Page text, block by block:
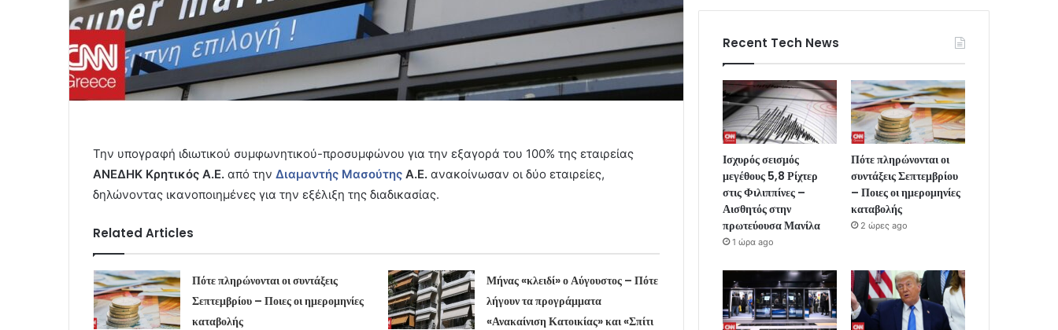
Την υπογραφή ιδιωτικού συμφωνητικού-προσυμφώνου για την εξαγορά του 100% της εταιρείας
ΑΝΕΔΗΚ Κρητικός Α.Ε. από την Διαμαντής Μασούτης Α.Ε. ανακοίνωσαν οι δύο εταιρείες,
δηλώνοντας ικανοποιημένες για την εξέλιξη της διαδικασίας.
Related Articles
Πότε πληρώνονται οι συντάξεις
Σεπτεμβρίου – Ποιες οι ημερομηνίες
καταβολής
Μήνας «κλειδί» ο Αύγουστος – Πότε
λήγουν τα προγράμματα
«Ανακαίνιση Κατοικίας» και «Σπίτι
Recent Tech News
Ισχυρός σεισμός
μεγέθους 5,8 Ρίχτερ
στις Φιλιππίνες –
Αισθητός στην
πρωτεύουσα Μανίλα
1 ώρα ago
Πότε πληρώνονται οι
συντάξεις Σεπτεμβρίου
– Ποιες οι ημερομηνίες
καταβολής
2 ώρες ago